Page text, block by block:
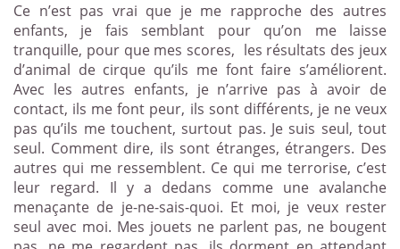
Ce n’est pas vrai que je me rapproche des autres
enfants, je fais semblant pour qu’on me laisse
tranquille, pour que mes scores, les résultats des jeux
d’animal de cirque qu’ils me font faire s’améliorent.
Avec les autres enfants, je n’arrive pas à avoir de
contact, ils me font peur, ils sont différents, je ne veux
pas qu’ils me touchent, surtout pas. Je suis seul, tout
seul. Comment dire, ils sont étranges, étrangers. Des
autres qui me ressemblent. Ce qui me terrorise, c’est
leur regard. Il y a dedans comme une avalanche
menaçante de je-ne-sais-quoi. Et moi, je veux rester
seul avec moi. Mes jouets ne parlent pas, ne bougent